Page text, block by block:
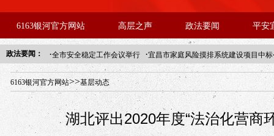
6163银河官方网站 高层之声 政法要闻 平安
政法要闻： ·全市安全稳定工作会议举行 ·宜昌市家庭风险摸排系统建设项目中
年“招才兴业”事业单位人才引进·北京站人民大学入校工作提醒
6163银河官方网站>>基层动态
湖北评出2020年度“法治化营商